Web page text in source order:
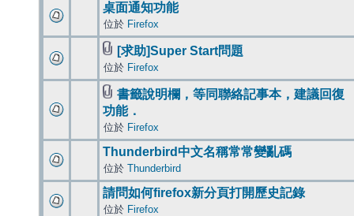
桌面通知功能
位於 Firefox
[求助]Super Start問題
位於 Firefox
書籤說明欄，等同聯絡記事本，建議回復
功能．
位於 Firefox
Thunderbird中文名稱常常變亂碼
位於 Thunderbird
請問如何firefox新分頁打開歷史記錄
位於 Firefox